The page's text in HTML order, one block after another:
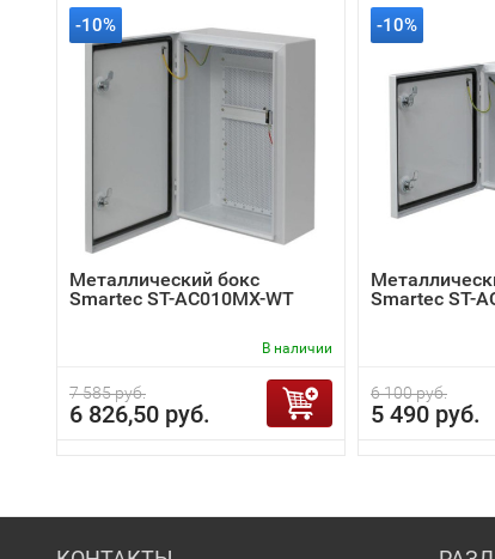
-10%
Металлический бокс
Smartec ST-AC010MX-WT
В наличии
7 585 руб.
6 826,50 руб.
-10%
Smartec ST-
6 100 руб.
5 490 руб.